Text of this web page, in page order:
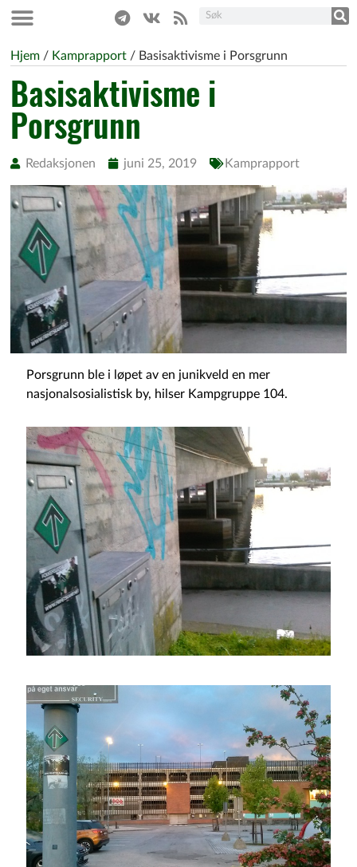
Hjem / Kamprapport / Basisaktivisme i Porsgrunn
Basisaktivisme i
Porsgrunn
Redaksjonen juni 25, 2019 Kamprapport
Porsgrunn ble i løpet av en junikveld en mer
nasjonalsosialistisk by, hilser Kampgruppe 104.